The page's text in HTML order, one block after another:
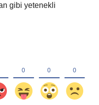
gibi yetenekli